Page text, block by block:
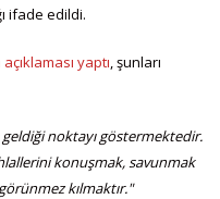
ifade edildi.
yaptı, şunları
noktayı göstermektedir.
konuşmak, savunmak
kılmaktır."